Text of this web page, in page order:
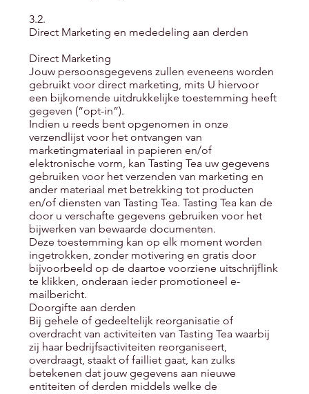
3.2.
Direct Marketing en mededeling aan derden
Direct Marketing
Jouw persoonsgegevens zullen eveneens worden
gebruikt voor direct marketing, mits U hiervoor
een bijkomende uitdrukkelijke toestemming heeft
gegeven (“opt-in”).
Indien u reeds bent opgenomen in onze
verzendlijst voor het ontvangen van
marketingmateriaal in papieren en/of
elektronische vorm, kan Tasting Tea uw gegevens
gebruiken voor het verzenden van marketing en
ander materiaal met betrekking tot producten
en/of diensten van Tasting Tea. Tasting Tea kan de
door u verschafte gegevens gebruiken voor het
bijwerken van bewaarde documenten.
Deze toestemming kan op elk moment worden
ingetrokken, zonder motivering en gratis door
bijvoorbeeld op de daartoe voorziene uitschrijflink
te klikken, onderaan ieder promotioneel e-
mailbericht.
Doorgifte aan derden
Bij gehele of gedeeltelijk reorganisatie of
overdracht van activiteiten van Tasting Tea waarbij
zij haar bedrijfsactiviteiten reorganiseert,
overdraagt, staakt of failliet gaat, kan zulks
betekenen dat jouw gegevens aan nieuwe
entiteiten of derden middels welke de